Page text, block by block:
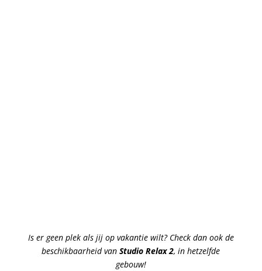
Is er geen plek als jij op vakantie wilt? Check dan ook de
beschikbaarheid vanStudio Relax 2, in hetzelfde
gebouw!